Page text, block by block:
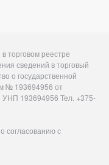
торговом реестре
сведений в торговый
о государственной
№ 193694956 от
УНП 193694956 Тел. +375-
согласованию с